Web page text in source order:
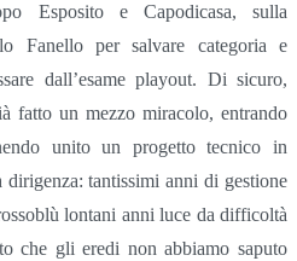
Esposito e Capodicasa, sulla
Fanello per salvare categoria e
dall’esame playout. Di sicuro,
fatto un mezzo miracolo, entrando
unito un progetto tecnico in
tantissimi anni di gestione
lontani anni luce da difficoltà
che gli eredi non abbiamo saputo